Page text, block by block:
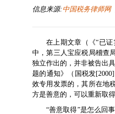
信息来源:中国税务律师网
在上期文章（《“已
中，第三人宝应税局稽查
独立作出的，并非被告出
题的通知》（ 国税发
效专用发票的，其所在地
方是善意的，可以重新取
“善意取得”是怎么回事